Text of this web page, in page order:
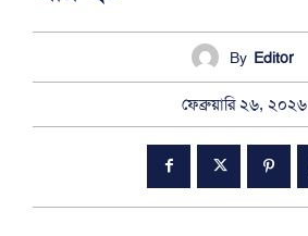
By Editor
ফেব্রুয়ারি ২৬, ২০২৬